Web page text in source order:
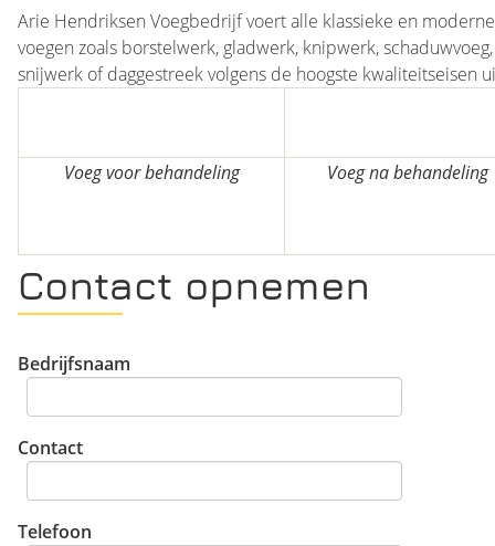
Arie Hendriksen Voegbedrijf voert alle klassieke en moderne
voegen zoals borstelwerk, gladwerk, knipwerk, schaduwvoeg,
snijwerk of daggestreek volgens de hoogste kwaliteitseisen
Voeg voor behandeling Voeg na behandeling
Contact opnemen
Bedrijfsnaam
Contact
Telefoon